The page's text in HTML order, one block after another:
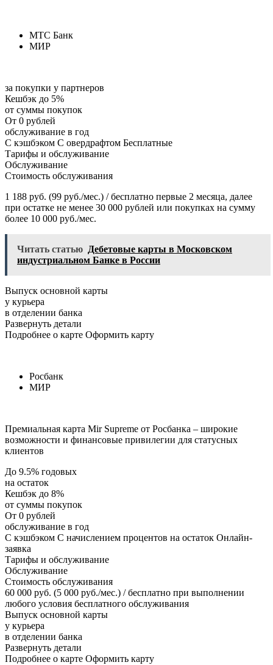
МТС Банк
МИР
за покупки у партнеров
Кешбэк до 5%
от суммы покупок
От 0 рублей
обслуживание в год
С кэшбэком С овердрафтом Бесплатные
Тарифы и обслуживание
Обслуживание
Стоимость обслуживания
1 188 руб. (99 руб./мес.) / бесплатно первые 2 месяца, далее
при остатке не менее 30 000 рублей или покупках на сумму
более 10 000 руб./мес.
Читать статью Дебетовые карты в Московском
индустриальном Банке в России
Выпуск основной карты
у курьера
в отделении банка
Развернуть детали
Подробнее о карте Оформить карту
Росбанк
МИР
Премиальная карта Mir Supreme от Росбанка – широкие
возможности и финансовые привилегии для статусных
клиентов
До 9.5% годовых
на остаток
Кешбэк до 8%
от суммы покупок
От 0 рублей
обслуживание в год
С кэшбэком С начислением процентов на остаток Онлайн-
заявка
Тарифы и обслуживание
Обслуживание
Стоимость обслуживания
60 000 руб. (5 000 руб./мес.) / бесплатно при выполнении
любого условия бесплатного обслуживания
Выпуск основной карты
у курьера
в отделении банка
Развернуть детали
Подробнее о карте Оформить карту